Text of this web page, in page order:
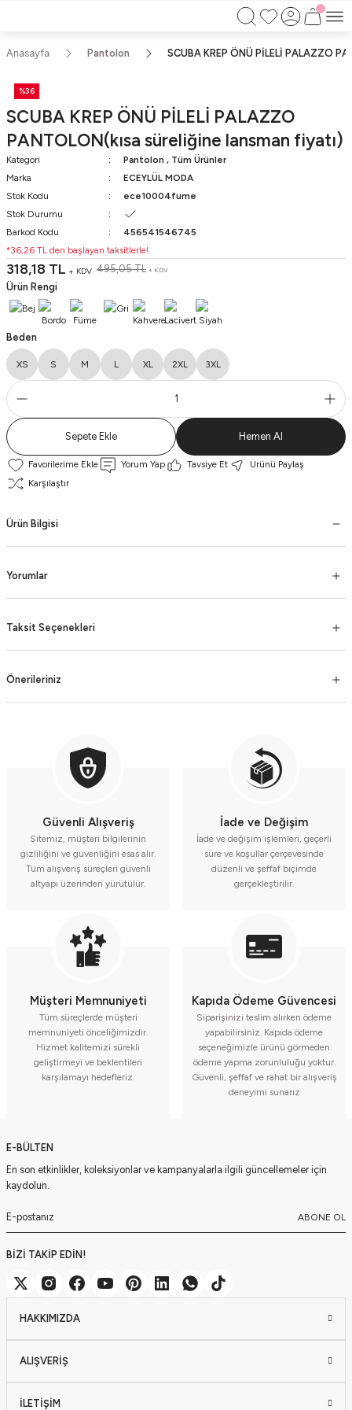
750TL ÜZERİ ALIŞVERİŞLERİNİZDE KARGO BEDAVA!!
Anasayfa Pantolon SCUBA KREP ÖNÜ PİLELİ PALAZZO
%36
SCUBA KREP ÖNÜ PİLELİ PALAZZO
PANTOLON(kısa süreliğine lansman fiyatı)
Kategori Pantolon , Tüm Ürünler
Marka
ECEYLÜL MODA
Stok Kodu
ece10004fume
Stok Durumu
Barkod Kodu
456541546745
*36,26 TL den başlayan taksitlerle!
318,18 TL + KDV 495,05 TL + KDV
Ürün Rengi
Beden
XS S M L XL 2XL 3XL
Sepete Ekle Hemen Al
Yorum Yap Tavsiye Et
Ürünü Paylaş
Karşılaştır
Ürün Bilgisi
Yorumlar
Taksit Seçenekleri
Önerileriniz
Güvenli Alışveriş
Sitemiz, müşteri bilgilerinin
gizliliğini ve güvenliğini esas alır.
Tüm alışveriş süreçleri güvenli
altyapı üzerinden yürütülür.
İade ve Değişim
İade ve değişim işlemleri, geçerli
süre ve koşullar çerçevesinde
düzenli ve şeffaf biçimde
gerçekleştirilir.
Müşteri Memnuniyeti
Tüm süreçlerde müşteri
memnuniyeti önceliğimizdir.
Hizmet kalitemizi sürekli
geliştirmeyi ve beklentileri
karşılamayı hedefleriz.
Kapıda Ödeme Güvencesi
Siparişinizi teslim alırken ödeme
yapabilirsiniz. Kapıda ödeme
seçeneğimizle ürünü görmeden
ödeme yapma zorunluluğu yoktur.
Güvenli, şeffaf ve rahat bir alışveriş
deneyimi sunarız
E-BÜLTEN
En son etkinlikler, koleksiyonlar ve kampanyalarla ilgili güncellemeler için
kaydolun.
ABONE OL
BİZİ TAKİP EDİN!
HAKKIMIZDA
ALIŞVERİŞ
İLETİŞİM